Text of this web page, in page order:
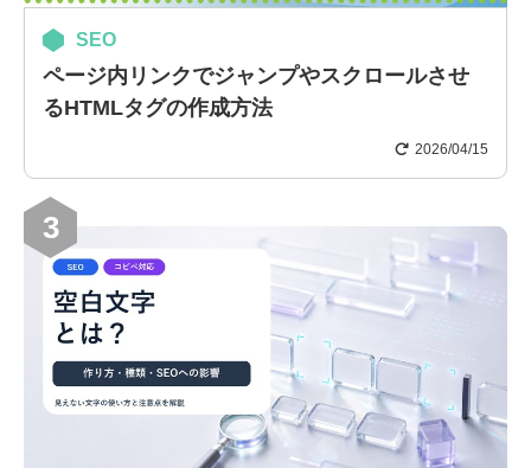
SEO
ページ内リンクでジャンプやスクロールさせ
るHTMLタグの作成方法
2026/04/15
3